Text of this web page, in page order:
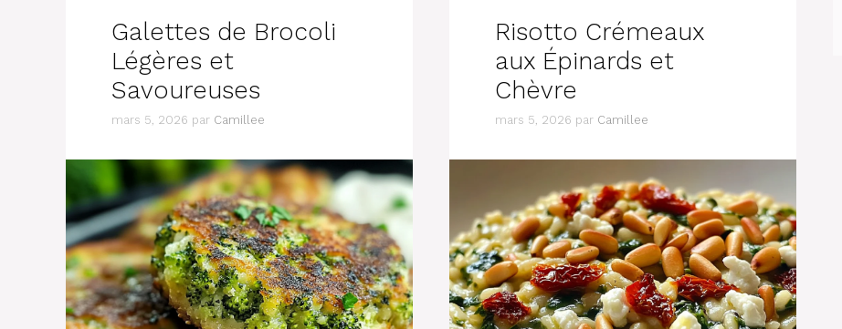
Galettes de Brocoli
Légères et
Savoureuses
mars 5, 2026 par Camillee
Risotto Crémeaux
aux Épinards et
Chèvre
mars 5, 2026 par Camillee